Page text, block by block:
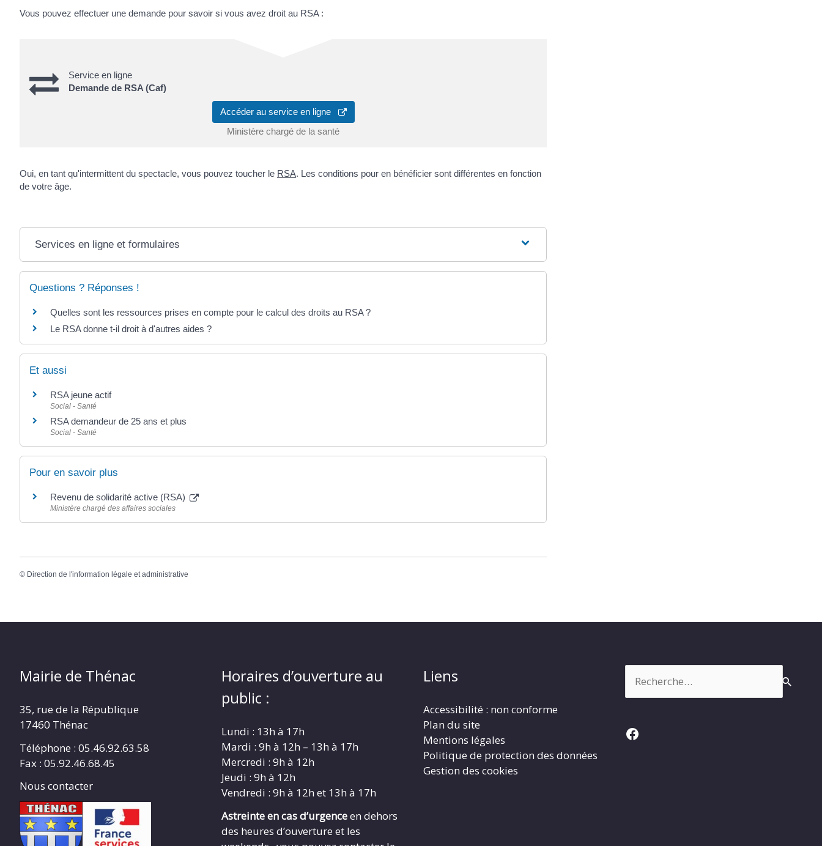
Vous pouvez effectuer une demande pour savoir si vous avez droit au RSA :
Service en ligne
Demande de RSA (Caf)
Accéder au service en ligne
Ministère chargé de la santé
Oui, en tant qu'intermittent du spectacle, vous pouvez toucher le RSA. Les conditions pour en bénéficier sont différentes en fonction
de votre âge.
Services en ligne et formulaires
Questions ? Réponses !
Quelles sont les ressources prises en compte pour le calcul des droits au RSA ?
Le RSA donne t-il droit à d'autres aides ?
Et aussi
RSA jeune actif
Social - Santé
RSA demandeur de 25 ans et plus
Social - Santé
Pour en savoir plus
Revenu de solidarité active (RSA)
Ministère chargé des affaires sociales
© Direction de l'information légale et administrative
Mairie de Thénac
35, rue de la République
17460 Thénac
Téléphone : 05.46.92.63.58
Fax : 05.92.46.68.45
Nous contacter
Horaires d’ouverture au
public :
Lundi : 13h à 17h
Mardi : 9h à 12h – 13h à 17h
Mercredi : 9h à 12h
Jeudi : 9h à 12h
Vendredi : 9h à 12h et 13h à 17h
Astreinte en cas d’urgenceen dehors
des heures d’ouverture et les
Liens
Accessibilité : non conforme
Plan du site
Mentions légales
Politique de protection des données
Gestion des cookies
Facebook